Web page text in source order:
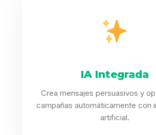
IA Integrada
Crea mensajes persuasivos y
campañas automáticamente con
artificial.